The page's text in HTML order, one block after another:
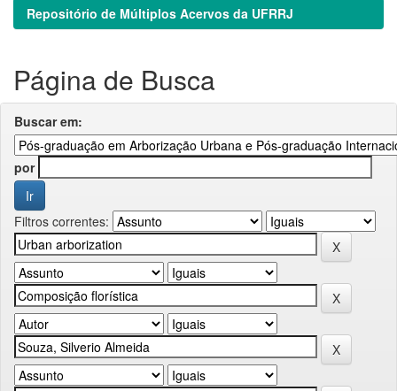
Repositório de Múltiplos Acervos da UFRRJ
Página de Busca
Buscar em:
por
Filtros correntes: